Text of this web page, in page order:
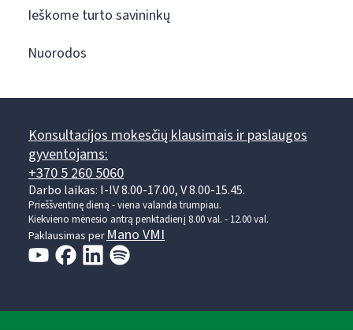
Ieškome turto savininkų
Nuorodos
Konsultacijos mokesčių klausimais ir paslaugos
gyventojams:
+370 5 260 5060
Darbo laikas: I-IV 8.00-17.00, V 8.00-15.45.
Prieššventinę dieną - viena valanda trumpiau.
Kiekvieno mėnesio antrą penktadienį 8.00 val. - 12.00 val.
Paklausimas perMano VMI